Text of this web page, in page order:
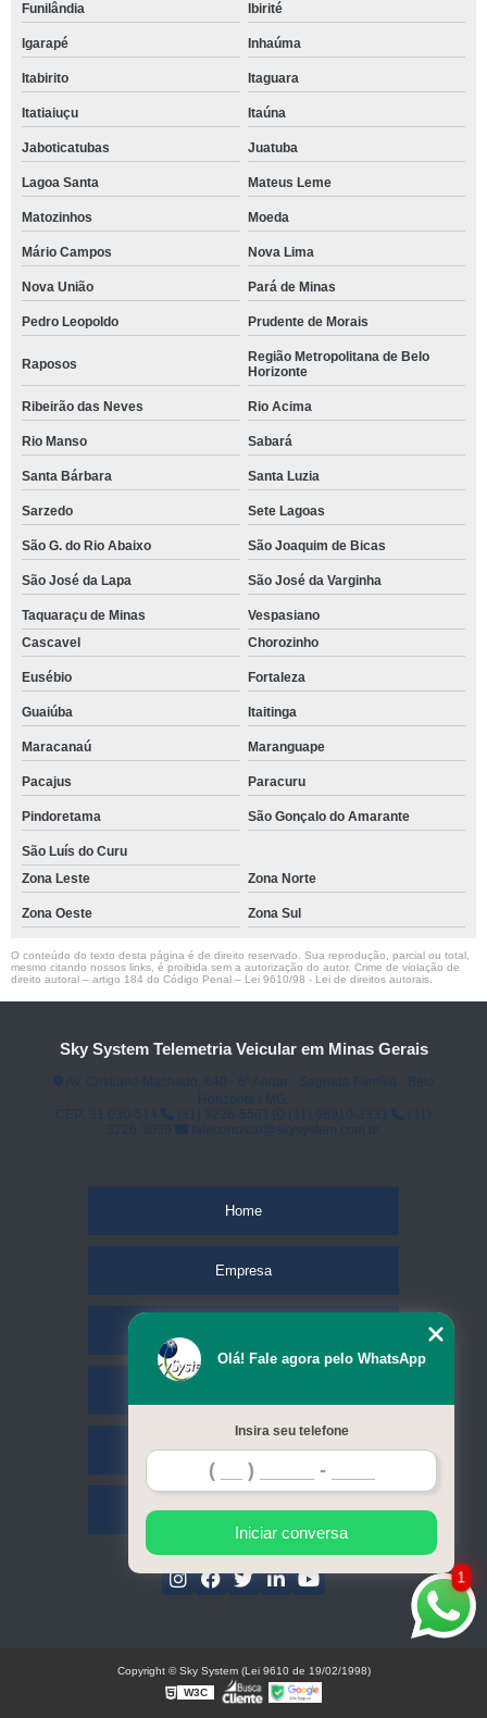
Funilândia Ibirité
Igarapé Inhaúma
Itabirito Itaguara
Itatiaiuçu Itaúna
Jaboticatubas Juatuba
Lagoa Santa Mateus Leme
Matozinhos Moeda
Mário Campos Nova Lima
Nova União Pará de Minas
Pedro Leopoldo Prudente de Morais
Raposos
Região Metropolitana de Belo
Horizonte
Ribeirão das Neves Rio Acima
Rio Manso Sabará
Santa Bárbara Santa Luzia
Sarzedo Sete Lagoas
São G. do Rio Abaixo São Joaquim de Bicas
São José da Lapa São José da Varginha
Taquaraçu de Minas
Vespasiano
Cascavel
Chorozinho
Eusébio Fortaleza
Guaiúba Itaitinga
Maracanaú Maranguape
Pacajus Paracuru
Pindoretama São Gonçalo do Amarante
São Luís do Curu
Zona Leste
Zona Norte
Zona Oeste Zona Sul
O conteúdo do texto desta página é de direito reservado. Sua reprodução, parcial ou total,
mesmo citando nossos links, é proibida sem a autorização do autor. Crime de violação de
direito autoral – artigo 184 do Código Penal – Lei 9610/98 - Lei de direitos autorais
Sky System Telemetria Veicular em Minas Gerais
Home
Empresa
Contato
Mapa do site
1
Olá! Fale agora pelo WhatsApp
Insira seu telefone
Iniciar conversa
Copyright © Sky System (Lei 9610 de 19/02/1998)
W3C